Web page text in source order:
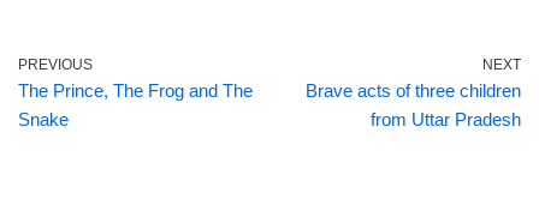
PREVIOUS
The Prince, The Frog and The
Snake
NEXT
Brave acts of three children
from Uttar Pradesh